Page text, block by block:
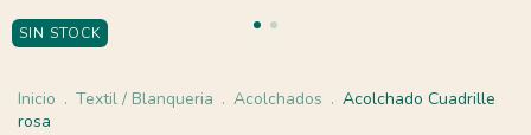
SIN STOCK
Inicio . Textil / Blanqueria . Acolchados . Acolchado Cuadrille
rosa